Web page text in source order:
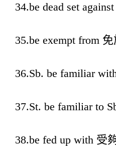
34.be dead set
35.be exempt from
36.Sb. be familiar
37.St. be familiar to
38.be fed up with 受